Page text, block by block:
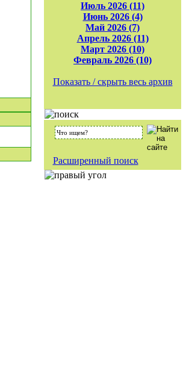
Июль 2026 (11)
Июнь 2026 (4)
Май 2026 (7)
Апрель 2026 (11)
Март 2026 (10)
Февраль 2026 (10)
Показать / скрыть весь архив
Расширенный поиск